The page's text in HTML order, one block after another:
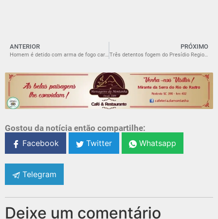
ANTERIOR PRÓXIMO
Gostou da notícia então compartilhe:
Facebook
Twitter Whatsapp
Telegram
Deixe um comentário